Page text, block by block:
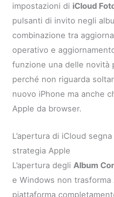
impostazioni di iCloud
pulsanti di invito negli
combinazione tra
operativo e
funzione una delle novità
perché non riguarda
nuovo iPhone ma anche
Apple da browser.
L’apertura di iCloud
strategia Apple
L’apertura degli Album
e Windows non trasforma
piattaforma